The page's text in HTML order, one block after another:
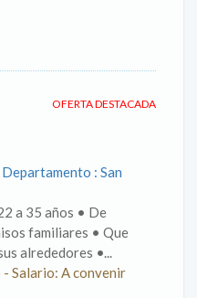
OFERTA DESTACADA
: San
a 35 años • De
familiares • Que
alrededores •...
Salario: A convenir